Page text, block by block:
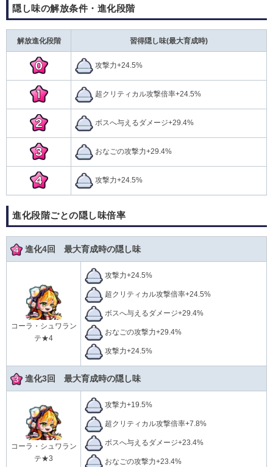
隠し味の解放条件・進化段階
解放進化段階 習得隠し味(最大育成時)
攻撃力+24.5%
超クリティカル攻撃倍率+24.5%
ボスへ与えるダメージ+29.4%
おなごの攻撃力+29.4%
攻撃力+24.5%
進化段階ごとの隠し味倍率
進化4回 最大育成時の隠し味
コーラ・シュワラン
テ★4
攻撃力+24.5%
超クリティカル攻撃倍率+24.5%
ボスへ与えるダメージ+29.4%
おなごの攻撃力+29.4%
攻撃力+24.5%
進化3回 最大育成時の隠し味
コーラ・シュワラン
テ★3
攻撃力+19.5%
超クリティカル攻撃倍率+7.8%
ボスへ与えるダメージ+23.4%
おなごの攻撃力+23.4%